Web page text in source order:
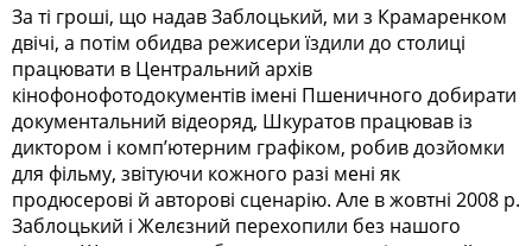
За ті гроші, що надав Заблоцький, ми з Крамаренком
двічі, а потім обидва режисери їздили до столиці
працювати в Центральний архів
кінофонофотодокументів імені Пшеничного добирати
документальний відеоряд, Шкуратов працював із
диктором і комп’ютерним графіком, робив до­зйом­ки
для фільму, звітуючи кожного разі мені як
продюсерові й авторові сценарію. Але в жовтні 2008 р.
Заб­лоцький і Желєзний перехопили без нашого